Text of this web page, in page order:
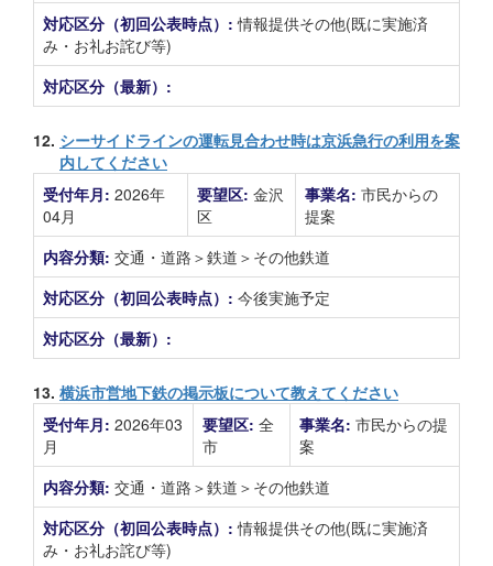
対応区分（初回公表時点）:情報提供その他(既に実施済
み・お礼お詫び等)
対応区分（最新）:
12. シーサイドラインの運転見合わせ時は京浜急行の利用を案
内してください
受付年月: 2026年
04月
要望区: 金沢
区
事業名: 市民からの
提案
内容分類: 交通・道路＞鉄道＞その他鉄道
対応区分（初回公表時点）: 今後実施予定
対応区分（最新）:
13. 横浜市営地下鉄の掲示板について教えてください
受付年月: 2026年03
月
要望区: 全
市
事業名: 市民からの提
案
内容分類: 交通・道路＞鉄道＞その他鉄道
対応区分（初回公表時点）:情報提供その他(既に実施済
み・お礼お詫び等)